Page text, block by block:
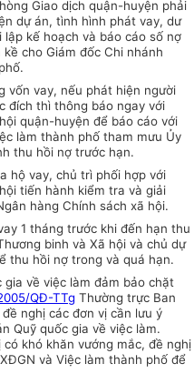
Giao dịch quận-huyện phải
dự án, tình hình phát vay, dư
kế hoạch và báo cáo số nợ
cho Giám đốc Chi nhánh
vốn vay, nếu phát hiện người
đích thì thông báo ngay với
quận-huyện để báo cáo với
làm thành phố tham mưu Ủy
thu hồi nợ trước hạn.
hộ vay, chủ trì phối hợp với
tiến hành kiểm tra và giải
hàng Chính sách xã hội.
1 tháng trước khi đến hạn thu
binh và Xã hội và chủ dự
thu hồi nợ trong và quá hạn.
về việc làm đảm bảo chặt
QĐ-TTg Thường trực Ban
nghị các đơn vị cần lưu ý
Quỹ quốc gia về việc làm.
khó khăn vướng mắc, đề nghị
và Việc làm thành phố để